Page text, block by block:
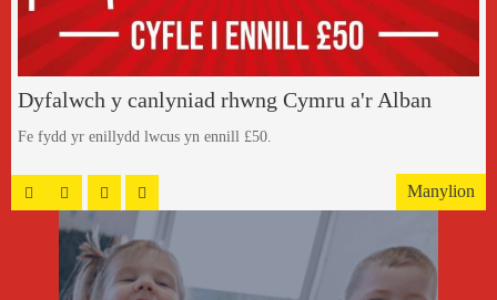
Dyfalwch y canlyniad rhwng Cymru a'r Alban
Fe fydd yr enillydd lwcus yn ennill £50.
Manylion